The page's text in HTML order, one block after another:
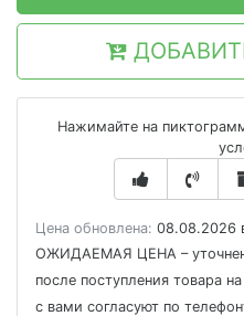
Нажимайте на
Цена обновлена: 08.08.2026
ОЖИДАЕМАЯ ЦЕНА –
после поступления товара
с вами согласуют по